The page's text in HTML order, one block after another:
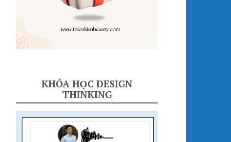
KHÓA HỌC DESIGN
THINKING